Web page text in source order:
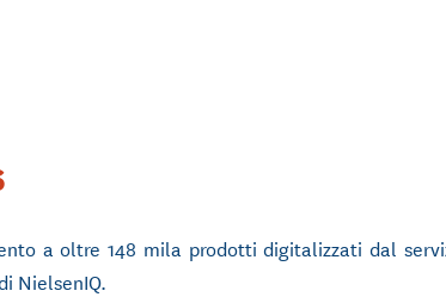
a oltre 148 mila prodotti digitalizzati dal
NielsenIQ.